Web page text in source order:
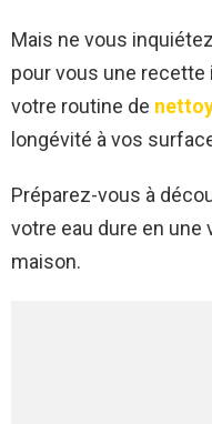
Mais ne vous
pour vous une
votre routine de
longévité à vos
Préparez-vous à
votre eau dure en une
maison.